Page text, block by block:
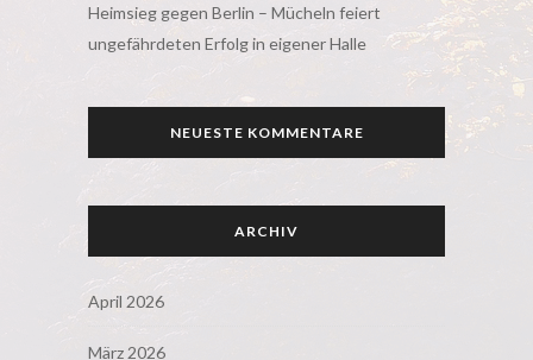
Heimsieg gegen Berlin – Mücheln feiert
ungefährdeten Erfolg in eigener Halle
NEUESTE KOMMENTARE
ARCHIV
April 2026
März 2026